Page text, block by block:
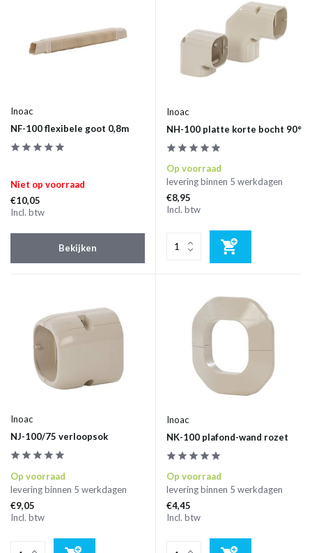
Inoac
NF-100 flexibele goot 0,8m
Niet op voorraad
€10,05
Incl. btw
Bekijken
Inoac
NH-100 platte korte bocht 90°
Op voorraad
levering binnen 5 werkdagen
€8,95
Incl. btw
Inoac
NJ-100/75 verloopsok
Op voorraad
levering binnen 5 werkdagen
€9,05
Incl. btw
Inoac
NK-100 plafond-wand rozet
Op voorraad
levering binnen 5 werkdagen
€4,45
Incl. btw